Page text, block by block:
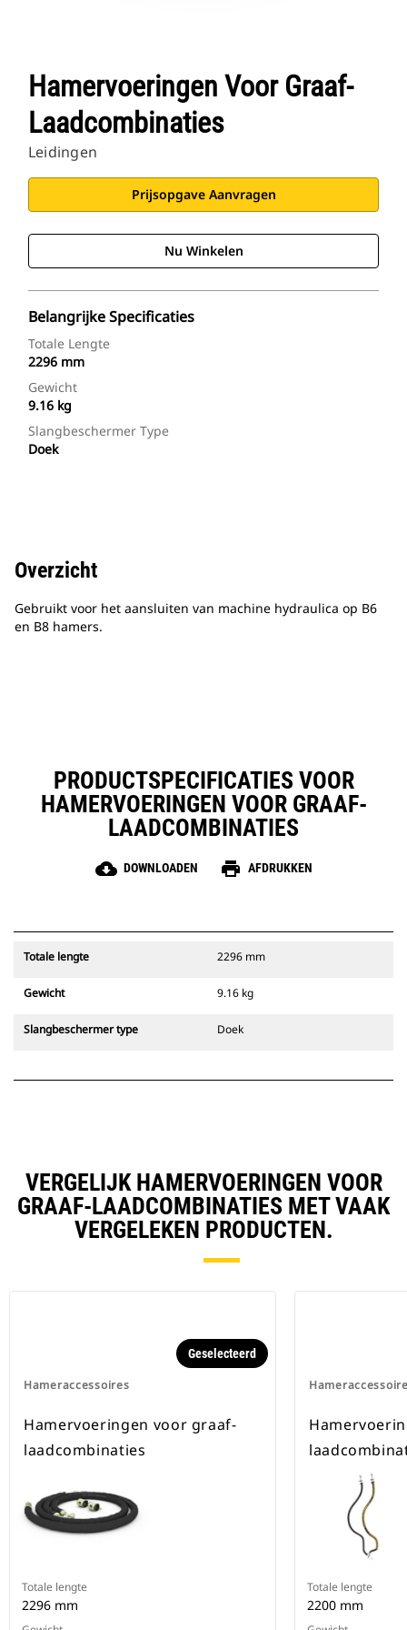
Hamervoeringen Voor Graaf-
Laadcombinaties
Leidingen
Prijsopgave Aanvragen
Nu Winkelen
Belangrijke Specificaties
Totale Lengte
2296 mm
Gewicht
9.16 kg
Slangbeschermer Type
Doek
Overzicht
Gebruikt voor het aansluiten van machine hydraulica op B6
en B8 hamers.
PRODUCTSPECIFICATIES VOOR
HAMERVOERINGEN VOOR GRAAF-
LAADCOMBINATIES
cloud_download DOWNLOADEN print AFDRUKKEN
Totale lengte 2296 mm
Gewicht 9.16 kg
Slangbeschermer type Doek
VERGELIJK HAMERVOERINGEN VOOR
GRAAF-LAADCOMBINATIES MET VAAK
VERGELEKEN PRODUCTEN.
Hameraccessoires
Geselecteerd
Hamervoeringen voor graaf-
laadcombinaties
Totale lengte
2296 mm
Totale lengte
2200 mm